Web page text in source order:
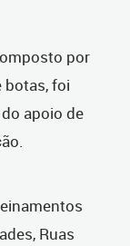
por
botas, foi
apoio de
Ruas